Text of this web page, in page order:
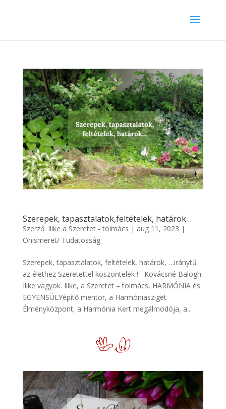
Szerepek, tapasztalatok,feltételek, határok…
Szerző: Ilike a Szeretet - tolmács | aug 11, 2023 |
Önismeret/ Tudatosság
Szerepek, tapasztalatok, feltételek, határok, …iránytű
az élethez Szeretettel köszöntelek ! Kovácsné Balogh
Ilike vagyok. Ilike, a Szeretet – tolmács, HARMÓNIA és
EGYENSÚLYépítő mentor, a Harmóniasziget
Élményközpont, a Harmónia Kert megálmodója, a...